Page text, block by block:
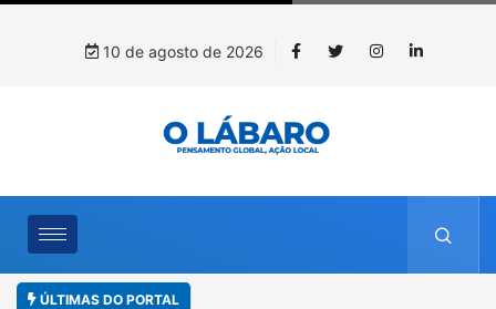
10 de agosto de 2026
ÚLTIMAS DO PORTAL